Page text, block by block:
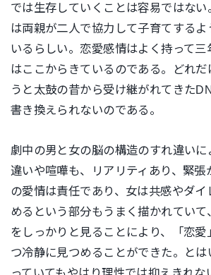
では生存していくことは容易ではな
は両親が二人で協力して子育てする
いるらしい。恋愛感情はよく持って三
はここからきているのである。どれだ
うと太鼓の昔から受け継がれてきた
書き換えられないのである。
劇中の男と女の脳の構造のすれ違い
違いや喧嘩も、リアリティあり、緊張
の愛情は責任であり、女は共感やダ
めるという部分もうまく描かれてい
をしっかりと見ることにより、「恋
つ冷静に見つめることができた。と